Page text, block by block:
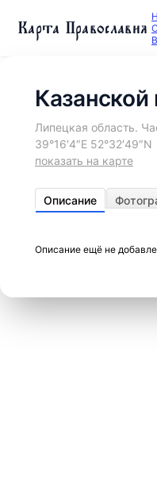
Карта Православия
Липецкая область.
39°16′4″E 52°32′49″N
показать на карте
Описание
Описание ещё не